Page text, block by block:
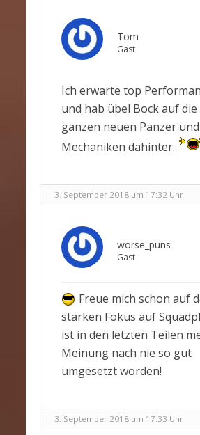
Tom
Gast
Ich erwarte top
und hab übel Bock auf die
ganzen neuen Panzer
Mechaniken dahinter.
3. September 2018 um 17:32 Uhr
worse_puns
Gast
Freue mich schon auf
starken Fokus auf
ist in den letzten Teilen
Meinung nach nie so gut
umgesetzt worden!
3. September 2018 um 17:33 Uhr